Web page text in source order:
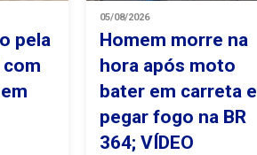
pela
com
05/08/2026
Homem morre na
hora após moto
bater em carreta e
pegar fogo na BR
364; VÍDEO